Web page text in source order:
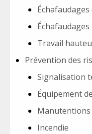
Échafaudages
Travail
Prévention des
Signalisation
Équipement
Incendie